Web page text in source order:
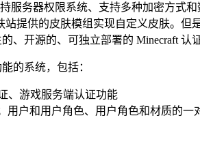
服务器权限系统、支持多种加密方式
提供的皮肤模组实现自定义皮肤。
开源的、可独立部署的 Minecraft 认
的系统，包括：
、游戏服务端认证功能
户和用户角色、用户角色和材质的一